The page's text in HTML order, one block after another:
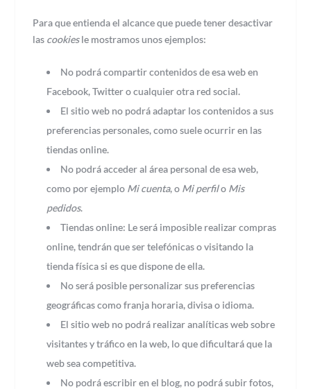
Para que entienda el alcance que puede tener desactivar
las cookiesle mostramos unos ejemplos:
No podrá compartir contenidos de esa web en
Facebook, Twitter o cualquier otra red social.
El sitio web no podrá adaptar los contenidos a sus
preferencias personales, como suele ocurrir en las
tiendas online.
No podrá acceder al área personal de esa web,
como por ejemplo Mi cuenta, o Mi perfilo Mis
pedidos.
Tiendas online: Le será imposible realizar compras
online, tendrán que ser telefónicas o visitando la
tienda física si es que dispone de ella.
No será posible personalizar sus preferencias
geográficas como franja horaria, divisa o idioma.
El sitio web no podrá realizar analíticas web sobre
visitantes y tráfico en la web, lo que dificultará que la
web sea competitiva.
No podrá escribir en el blog, no podrá subir fotos,